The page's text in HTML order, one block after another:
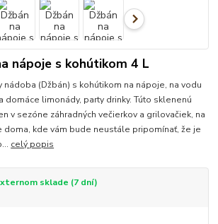
nápoje s kohútikom 4 L
nádoba (Džbán) s kohútikom na nápoje, na vodu
domáce limonády, party drinky. Túto sklenenú
v sezóne záhradných večierkov a grilovačiek, na
doma, kde vám bude neustále pripomínať, že je
celý popis
sklade (7 dní)